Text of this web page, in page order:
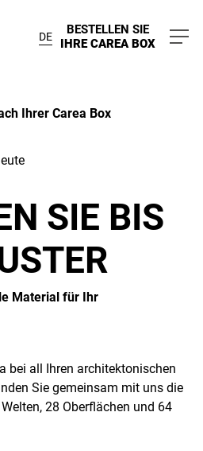
DE
BESTELLEN SIE
IHRE CAREA BOX
Ihrer Carea Box
SIE BIS
Material für Ihr
bei all Ihren architektonischen
Sie gemeinsam mit uns die
28 Oberflächen und 64